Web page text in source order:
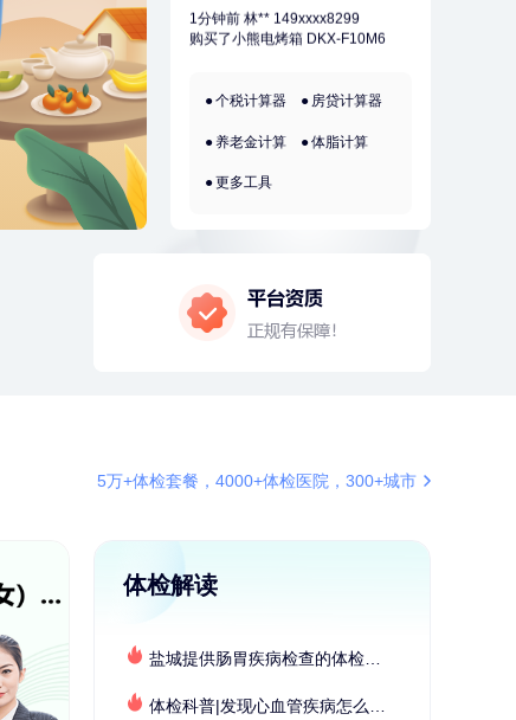
1分钟前 林** 149xxxx8299
购买了小熊电烤箱 DKX-F10M6
购买了时尚羽毛球套装ES-YM601
2分钟前 张** 132xxxx5456
成功预约了心脏病套餐
购买了宁安堡新疆无核红枣干
150g*2
林** 187xxxx0819
6分钟前 华** 134xxxx5345
成功预约了健康体检一档
7分钟前 姜** 147xxxx9029
刚刚 林** 134xxxx5611
个税计算器 房贷计算器
养老金计算 体脂计算
更多工具
5万+体检套餐，4000+体检医院，300+城市
体检解读
盐城提供肠胃疾病检查的体检套餐有哪些？体检机构有哪些选择？如何预约？
体检科普|发现心血管疾病怎么办？